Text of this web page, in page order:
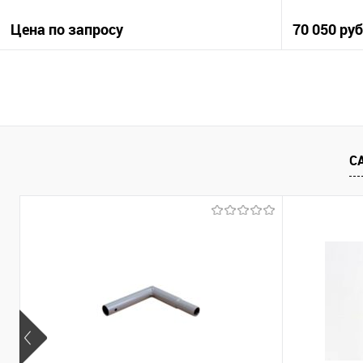
Цена по запросу 70 050
В